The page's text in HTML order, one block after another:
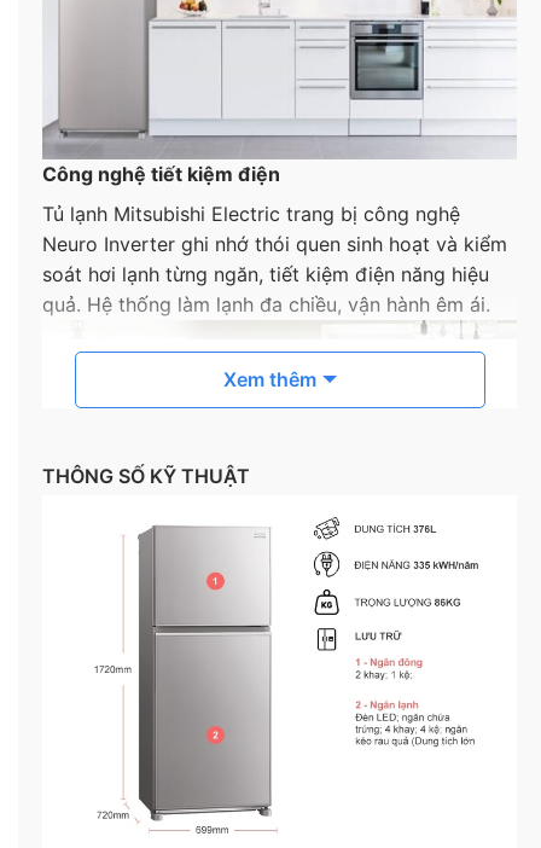
Công nghệ tiết kiệm điện
Tủ lạnh Mitsubishi Electric trang bị công nghệ
Neuro Inverter ghi nhớ thói quen sinh hoạt và kiểm
soát hơi lạnh từng ngăn, tiết kiệm điện năng hiệu
quả. Hệ thống làm lạnh đa chiều, vận hành êm ái.
Tăng cường vitamin C cho rau quả
Tủ lạnh có ngăn rau quả lớn dễ dàng thao tác và
sắp xếp, duy trì độ ẩm để giữ rau quả luôn tươi
ngon. Đèn LED giúp tăng cường lượng vitamin C
cho rau củ quả. Ngăn mát dạng trượt lưu trữ thực
Xem thêm
THÔNG SỐ KỸ THUẬT